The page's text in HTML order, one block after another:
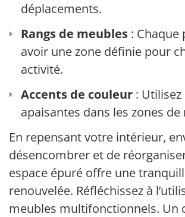
déplacements.
Rangs de meubles : Chaque
avoir une zone définie pour
activité.
Accents de couleur :
apaisantes dans les zones de
En repensant votre intérieur,
désencombrer et de
espace épuré offre une
renouvelée. Réfléchissez à
meubles multifonctionnels. Un